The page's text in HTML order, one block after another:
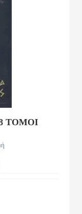
ΤΟΜΟΙ